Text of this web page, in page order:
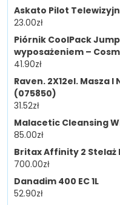
Askato Pilot
23.00zł
Piórnik CoolPack
wyposażeniem –
41.90zł
Raven. 2X12el. Masza
(075850)
31.52zł
Malacetic Cleansing
85.00zł
Britax Affinity 2 Stelaż
700.00zł
Danadim 400 EC 1L
52.90zł